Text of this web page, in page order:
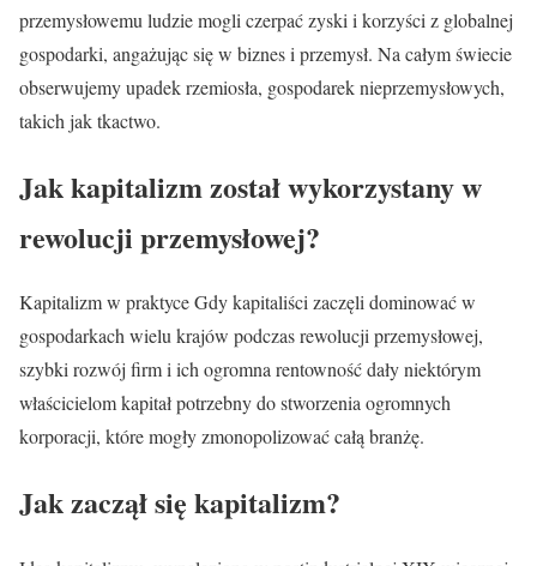
przemysłowemu ludzie mogli czerpać zyski i korzyści z globalnej
gospodarki, angażując się w biznes i przemysł. Na całym świecie
obserwujemy upadek rzemiosła, gospodarek nieprzemysłowych,
takich jak tkactwo.
Jak kapitalizm został wykorzystany w
rewolucji przemysłowej?
Kapitalizm w praktyce Gdy kapitaliści zaczęli dominować w
gospodarkach wielu krajów podczas rewolucji przemysłowej,
szybki rozwój firm i ich ogromna rentowność dały niektórym
właścicielom kapitał potrzebny do stworzenia ogromnych
korporacji, które mogły zmonopolizować całą branżę.
Jak zaczął się kapitalizm?